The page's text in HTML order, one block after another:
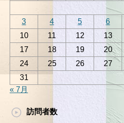
3
4 5 6
10
11 12 13
17
18 19 20
24
25 26 27
31
« 7月
訪問者数